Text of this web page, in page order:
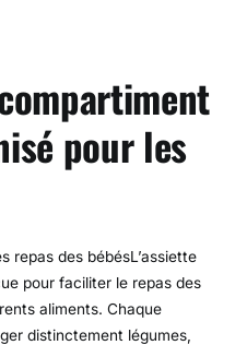
pour les
repas des bébésL’assiette
pour faciliter le repas des
aliments. Chaque
distinctement légumes,